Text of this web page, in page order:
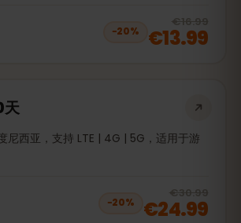
−20%
€16.99
€13.99
天
尼西亚，支持 LTE | 4G | 5G，适用于游
−20%
€30.99
€24.99